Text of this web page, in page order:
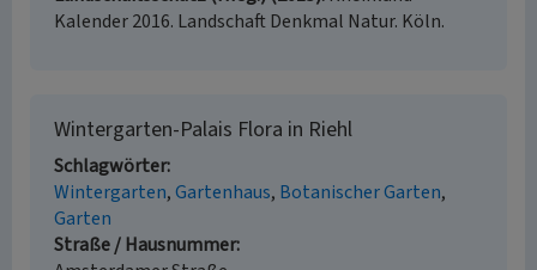
Kalender 2016. Landschaft Denkmal Natur. Köln.
Wintergarten-Palais Flora in Riehl
Schlagwörter
Wintergarten Gartenhaus Botanischer Garten
Garten
Straße / Hausnummer